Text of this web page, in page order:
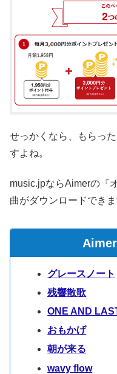
せっかくなら、もらっ
すよね。
music.jpならAimerの『
曲がダウンロードできま
グレースノート
残響散歌
ONE AND
おもかげ
朝が来る
wavy flow